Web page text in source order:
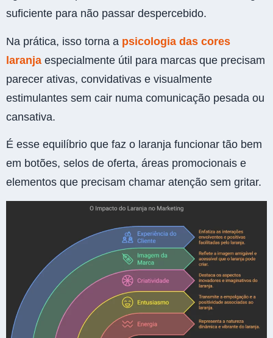
suficiente para não passar despercebido.
Na prática, isso torna a psicologia das cores
laranja especialmente útil para marcas que precisam
parecer ativas, convidativas e visualmente
estimulantes sem cair numa comunicação pesada ou
cansativa.
É esse equilíbrio que faz o laranja funcionar tão bem
em botões, selos de oferta, áreas promocionais e
elementos que precisam chamar atenção sem gritar.